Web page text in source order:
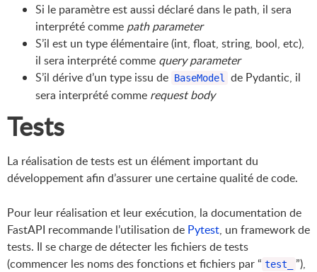
Si le paramètre est aussi déclaré dans le path, il sera
interprété comme path parameter
S’il est un type élémentaire (int, float, string, bool, etc),
il sera interprété comme query parameter
S’il dérive d’un type issu de BaseModel
de Pydantic, il
sera interprété comme request body
Tests
La réalisation de tests est un élément important du
développement afin d’assurer une certaine qualité de code.
Pour leur réalisation et leur exécution, la documentation de
FastAPI recommande l’utilisation de Pytest, un framework de
tests. Il se charge de détecter les fichiers de tests
(commencer les noms des fonctions et fichiers par “ test_
”),